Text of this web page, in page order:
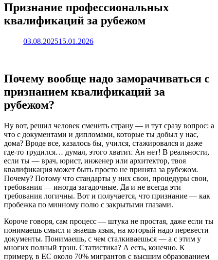
Признание профессиональных
квалификаций за рубежом
03.08.202515.01.2026
Почему вообще надо заморачиваться с
признанием квалификаций за
рубежом?
Ну вот, решил человек сменить страну — и тут сразу вопрос: а
что с документами и дипломами, которые ты добыл у нас,
дома? Вроде все, казалось бы, учился, стажировался и даже
где-то трудился… думал, этого хватит. Ан нет! В реальности,
если ты — врач, юрист, инженер или архитектор, твоя
квалификация может быть просто не принята за рубежом.
Почему? Потому что стандарты у них свои, процедуры свои,
требования — иногда загадочные. Да и не всегда эти
требования логичны. Вот и получается, что признание — как
пробежка по минному полю с закрытыми глазами.
Короче говоря, сам процесс — штука не простая, даже если ты
понимаешь смысл и знаешь язык, на который надо перевести
документы. Понимаешь, с чем сталкиваешься — а с этим у
многих полный трэш. Статистика? А есть, конечно. К
примеру, в ЕС около 70% мигрантов с высшим образованием